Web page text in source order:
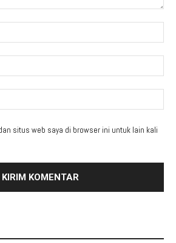
situs web saya di browser ini untuk lain kali